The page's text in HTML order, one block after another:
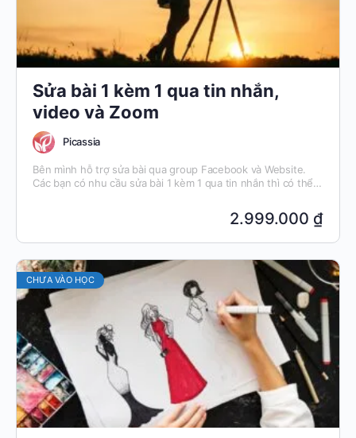
Sửa bài 1 kèm 1 qua tin nhắn,
video và Zoom
Picassia
Bên mình hỗ trợ sửa bài qua group Facebook và Website.
Các bạn có nhu cầu sửa bài 1 kèm 1 qua tin nhắn thì có thể
2.999.000 ₫
CHƯA VÀO HỌC